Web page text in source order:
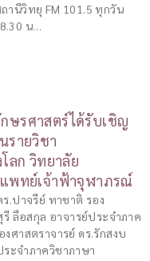
านีวิทยุ FM 101.5 ทุกวัน
น…
ษรศาสตร์ได้รับเชิญ
รายวิชา
ลก วิทยาลัย
พทย์เจ้าฟ้าจุฬาภรณ์
.ปาจรีย์ ทาชาติ รอง
รี ลือสกุล อาจารย์ประจำภาค
ศาสตราจารย์ ดร.รักสงบ
ะจำภาควิชาภาษา